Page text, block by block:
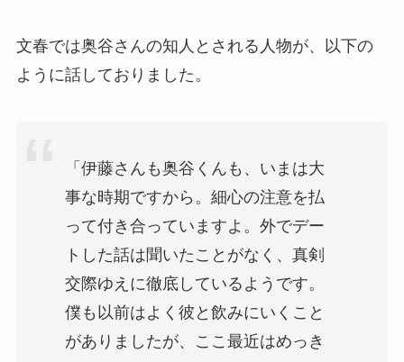
文春では奥谷さんの知人とされる人物が、以下の
ように話しておりました。
「伊藤さんも奥谷くんも、いまは大
事な時期ですから。細心の注意を払
って付き合っていますよ。外でデー
トした話は聞いたことがなく、真剣
交際ゆえに徹底しているようです。
僕も以前はよく彼と飲みにいくこと
がありましたが、ここ最近はめっき